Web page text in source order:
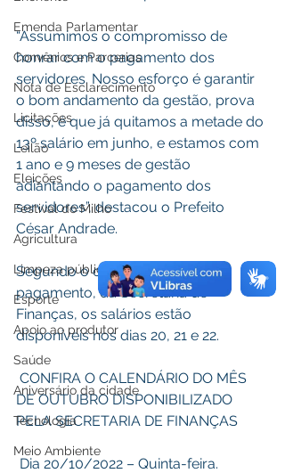
Emenda Parlamentar
Convênios e Parcerias
Nota de Esclarecimento
Licitações
Leilão
Eleições
Festival do Milho
Agricultura
Limpeza pública
Esporte
Apoio ao produtor
Saúde
Aniversário da cidade
Tecnologia
Meio Ambiente
“Assumimos o compromisso de
honrar com o pagamento dos
servidores. Nosso esforço é garantir
o bom andamento da gestão, prova
disso, é que já quitamos a metade do
13º salário em junho, e estamos com
1 ano e 9 meses de gestão
adiantando o pagamento dos
servidores”, destacou o Prefeito
César Andrade.
Segundo o cronograma de
pagamento, da Secretaria de
Finanças, os salários estão
disponíveis nos dias 20, 21 e 22.
DE OUTUBRO DISPONIBILIZADO
PELA SECRETARIA DE FINANÇAS
Dia 20/10/2022 – Quinta-feira.